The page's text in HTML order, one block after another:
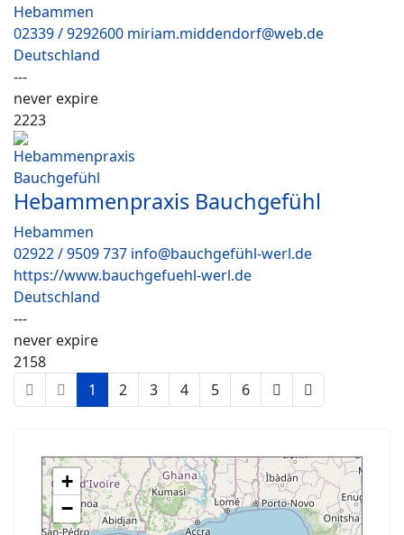
Hebammen
02339 / 9292600 miriam.middendorf@web.de
Deutschland
---
never expire
2223
Hebammenpraxis Bauchgefühl
Hebammen
02922 / 9509 737 info@bauchgefühl-werl.de
https://www.bauchgefuehl-werl.de
Deutschland
---
never expire
2158
1
2 3 4 5 6
+
−